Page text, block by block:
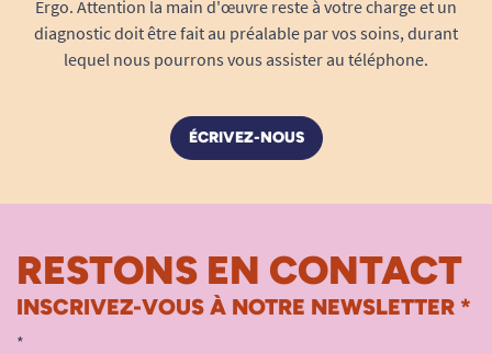
Ergo. Attention la main d'œuvre reste à votre charge et un
diagnostic doit être fait au préalable par vos soins, durant
lequel nous pourrons vous assister au téléphone.
ÉCRIVEZ-NOUS
RESTONS EN CONTACT
INSCRIVEZ-VOUS À NOTRE NEWSLETTER *
*